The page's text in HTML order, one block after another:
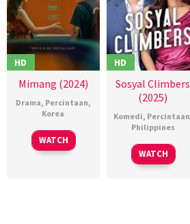
HD
Mimang (2024)
Drama, Percintaan,
Korea
20
Nov
Kim
Tae-
WATCH
HD
Sosyal Climbers
(2025)
Komedi, Percintaan
Philippines
26
Feb
Jason
Paul
WATCH